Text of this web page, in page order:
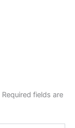
Required fields are